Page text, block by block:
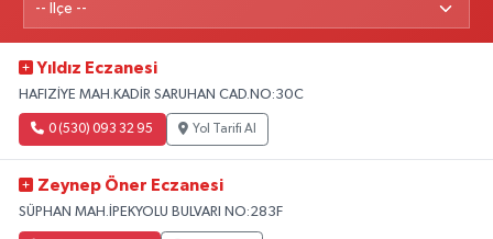
Yıldız Eczanesi
HAFIZİYE MAH.KADİR SARUHAN CAD.NO:30C
0 (530) 093 32 95 Yol Tarifi Al
Zeynep Öner Eczanesi
SÜPHAN MAH.İPEKYOLU BULVARI NO:283F